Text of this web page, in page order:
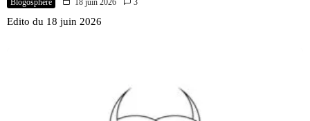
Blogosphère 18 juin 2026 3
Edito du 18 juin 2026